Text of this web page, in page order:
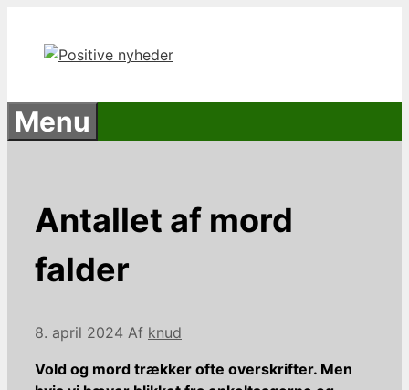
indhold
Menu
Antallet af mord
falder
8. april 2024 Af knud
Vold og mord trækker ofte overskrifter. Men